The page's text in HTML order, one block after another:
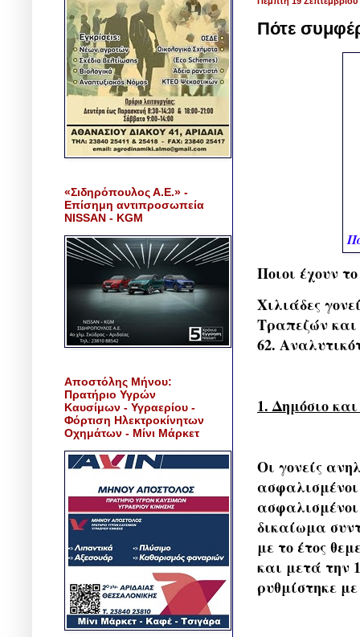
Πότε
Ποιοι έχουν
Χιλιάδες
Τραπεζών και
62.
1. Δημόσιο
Οι γονείς
ασφαλισμένοι
δικαίωμα
με το έτος
και μετά την
ρυθμίστηκε
«Σιδηρόπουλος Α.Ε.» -
Επίσημη αντιπροσωπεία
NISSAN - KGM
Αποστόλης Μήνου:
Πρατήριο Υγρών
Καυσίμων - Υγραερίου -
Φόρτιση Ηλεκτροκίνητων
Οχημάτων - Μίνι Μάρκετ